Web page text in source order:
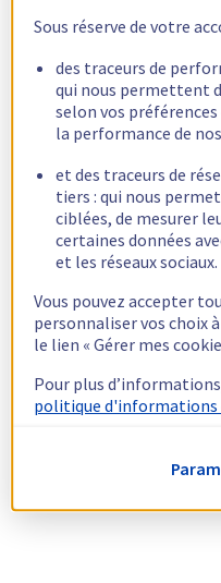
Sous réserve de votre
des traceurs de
qui nous permettent
selon vos
la performance de
et des traceurs de
tiers : qui nous
ciblées, de mesurer
certaines données
et les réseaux sociaux.
Vous pouvez accepter
personnaliser vos choix
le lien « Gérer mes
Pour plus
politique d'informations